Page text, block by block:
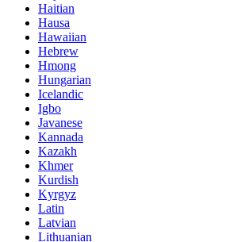
Haitian
Hausa
Hawaiian
Hebrew
Hmong
Hungarian
Icelandic
Igbo
Javanese
Kannada
Kazakh
Khmer
Kurdish
Kyrgyz
Latin
Latvian
Lithuanian